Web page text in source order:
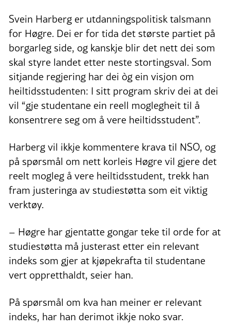
Svein Harberg er utdanningspolitisk talsmann
for Høgre. Dei er for tida det største partiet på
borgarleg side, og kanskje blir det nett dei som
skal styre landet etter neste stortingsval. Som
sitjande regjering har dei òg ein visjon om
heiltidsstudenten: I sitt program skriv dei at dei
vil “gje studentane ein reell moglegheit til å
konsentrere seg om å vere heiltidsstudent”.
Harberg vil ikkje kommentere krava til NSO, og
på spørsmål om nett korleis Høgre vil gjere det
reelt mogleg å vere heiltidsstudent, trekk han
fram justeringa av studiestøtta som eit viktig
verktøy.
– Høgre har gjentatte gongar teke til orde for at
studiestøtta må justerast etter ein relevant
indeks som gjer at kjøpekrafta til studentane
vert oppretthaldt, seier han.
På spørsmål om kva han meiner er relevant
indeks, har han derimot ikkje noko svar.